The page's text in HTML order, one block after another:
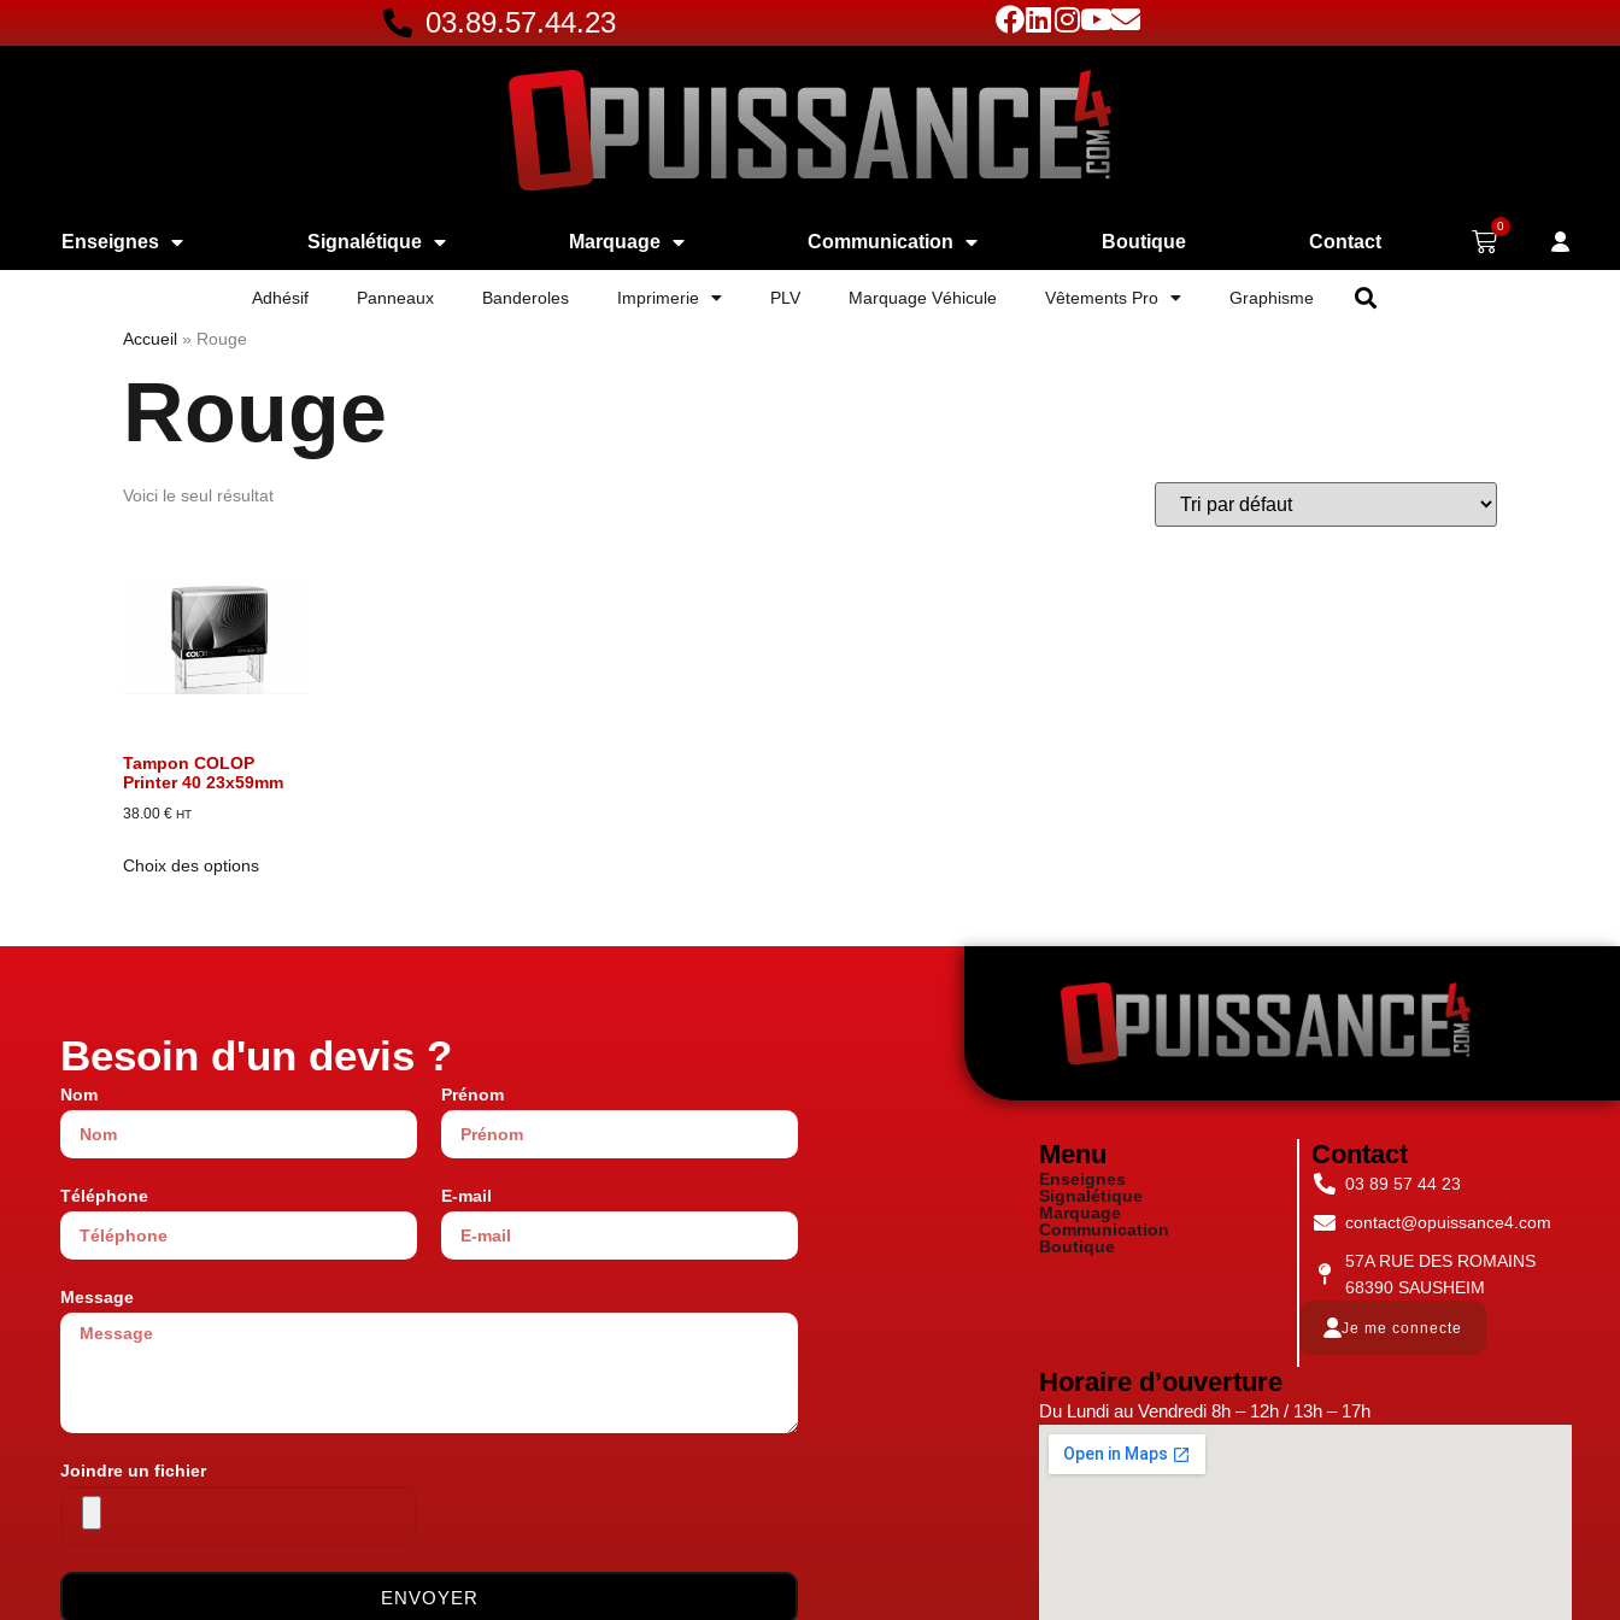
03.89.57.44.23
Enseignes Signalétique Marquage Communication Boutique Contact
0
Adhésif Panneaux Banderoles Imprimerie PLV Marquage Véhicule Vêtements Pro Graphisme
Accueil » Rouge
Rouge
Voici le seul résultat
Tampon COLOP
Printer 40 23x59mm
38.00 € HT
Choix des options
Besoin d'un devis ?
Nom Prénom
Téléphone E-mail
Message
Joindre un fichier
ENVOYER
Menu
Enseignes
Signalétique
Marquage
Communication
Boutique
Contact
03 89 57 44 23
contact@opuissance4.com
57A RUE DES ROMAINS
68390 SAUSHEIM
Je me connecte
Horaire d’ouverture
Du Lundi au Vendredi 8h – 12h / 13h – 17h